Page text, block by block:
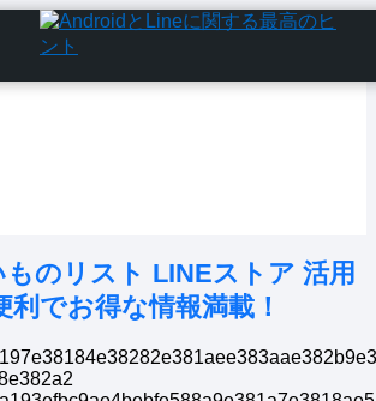
のリスト LINEストア 活用
利でお得な情報満載！